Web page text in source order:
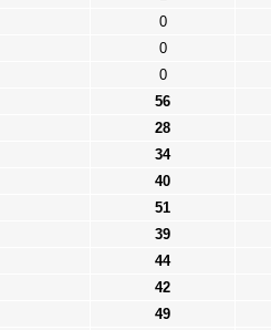
0
0
0
56
28
34
40
51
39
44
42
49